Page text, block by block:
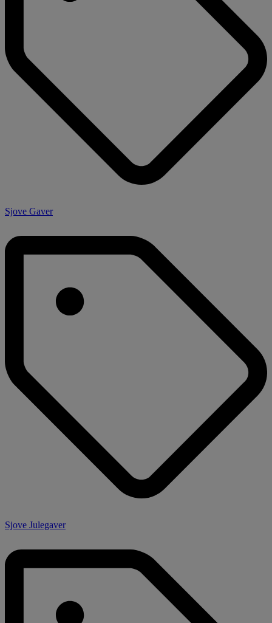
Sjove Gaver
Sjove Julegaver